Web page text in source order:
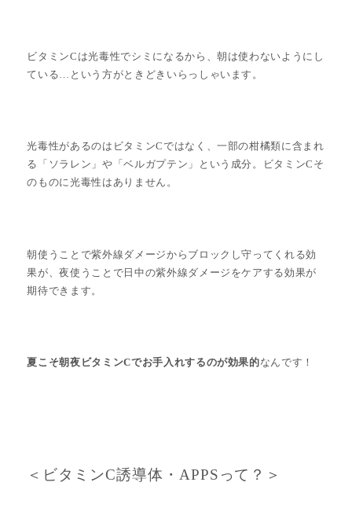
ビタミンCは光毒性でシミになるから、朝は使わないようにし
ている…という方がときどきいらっしゃいます。
光毒性があるのはビタミンCではなく、一部の柑橘類に含まれ
る「ソラレン」や「ベルガプテン」という成分。ビタミンCそ
のものに光毒性はありません。
朝使うことで紫外線ダメージからブロックし守ってくれる効
果が、夜使うことで日中の紫外線ダメージをケアする効果が
期待できます。
夏こそ朝夜ビタミンCでお手入れするのが効果的なんです！
＜ビタミンC誘導体・APPSって？＞